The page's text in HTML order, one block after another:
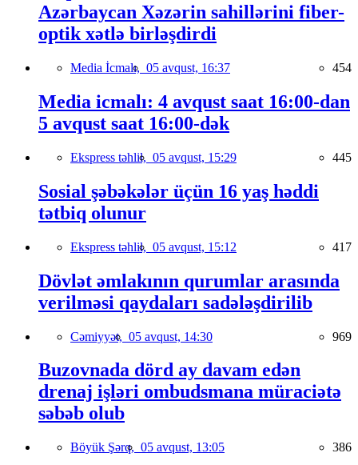
Azərbaycan Xəzərin sahillərini fiber-
optik xətlə birləşdirdi
Media İcmalı, 05 avqust, 16:37 454
Media icmalı: 4 avqust saat 16:00-dan
5 avqust saat 16:00-dək
Ekspress təhlil, 05 avqust, 15:29 445
Sosial şəbəkələr üçün 16 yaş həddi
tətbiq olunur
Ekspress təhlil, 05 avqust, 15:12 417
Dövlət əmlakının qurumlar arasında
verilməsi qaydaları sadələşdirilib
Cəmiyyət, 05 avqust, 14:30 969
Buzovnada dörd ay davam edən
drenaj işləri ombudsmana müraciətə
səbəb olub
Böyük Şərq, 05 avqust, 13:05 386